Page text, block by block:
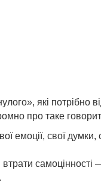
які потрібно
про таке
емоції, свої
самоцінності